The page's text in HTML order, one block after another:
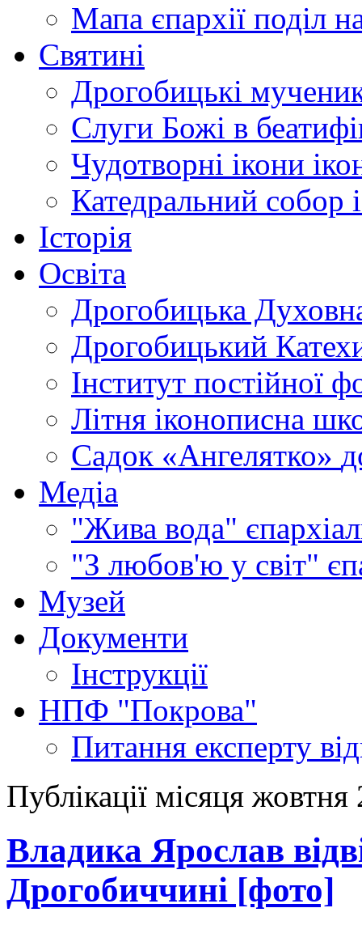
Мапа єпархії поділ
Святині
Дрогобицькі
Слуги Божі в
Чудотворні ікони
Катедральний собор
Історія
Освіта
Дрогобицька
Дрогобицький
Інститут постійної
Літня іконописна
Садок «Ангелятко»
Медіа
"Жива вода"
"З любов'ю у світ"
Музей
Документи
Інструкції
НПФ "Покрова"
Питання експерту
Публікації місяця жовтня
Владика Ярослав
Дрогобиччині [фото]